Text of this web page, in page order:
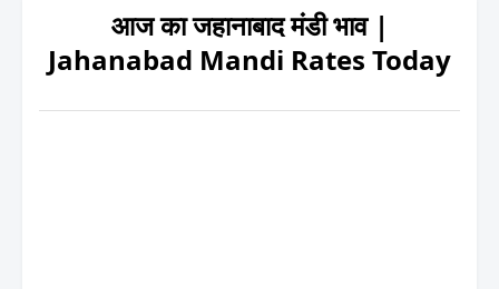
आज का जहानाबाद मंडी भाव |
Jahanabad Mandi Rates Today